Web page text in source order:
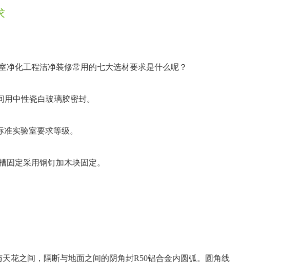
工程洁净装修常用的七大选材要求是什么呢？
中性瓷白玻璃胶密封。
实验室要求等级。
槽固定采用钢钉加木块固定。
花之间，隔断与地面之间的阴角封R50铝合金内圆弧。圆角线